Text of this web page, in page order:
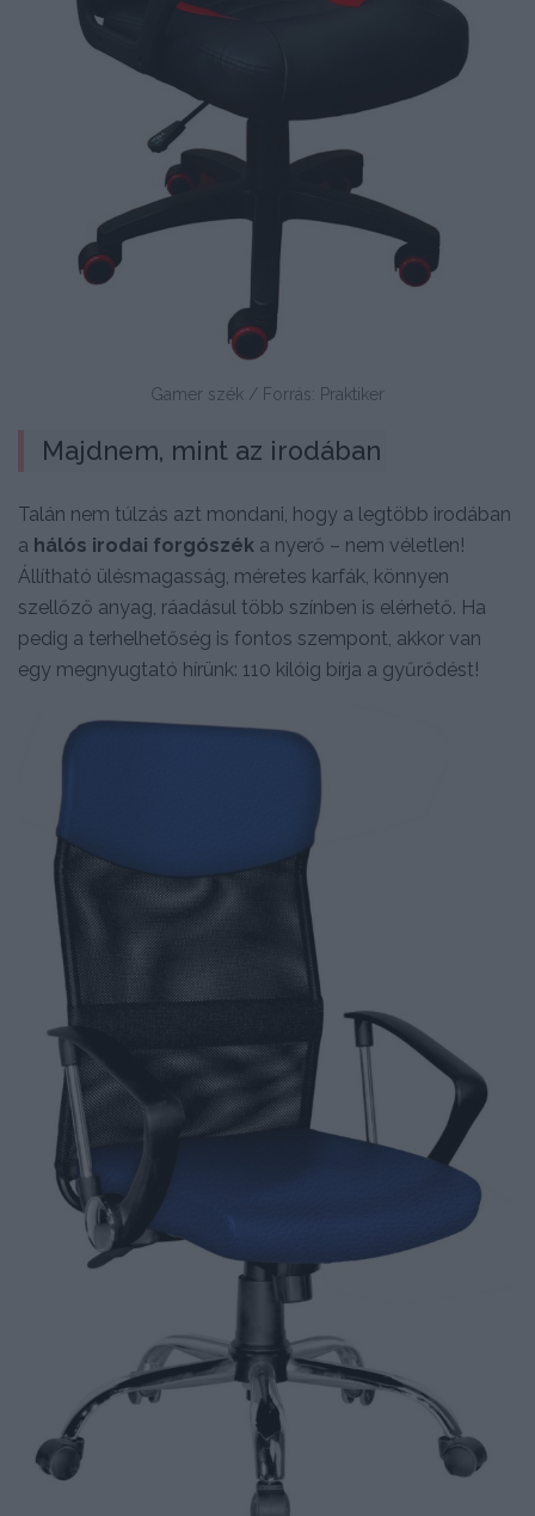
Gamer szék / Forrás: Praktiker
Majdnem, mint az irodában
Talán nem túlzás azt mondani, hogy a legtöbb irodában
a hálós irodai forgószék a nyerő – nem véletlen!
Állítható ülésmagasság, méretes karfák, könnyen
szellőző anyag, ráadásul több színben is elérhető. Ha
pedig a terhelhetőség is fontos szempont, akkor van
egy megnyugtató hírünk: 110 kilóig bírja a gyűrődést!